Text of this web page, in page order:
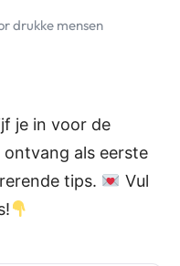
drukke mensen
je in voor de
ontvang als eerste
tips.
Vul